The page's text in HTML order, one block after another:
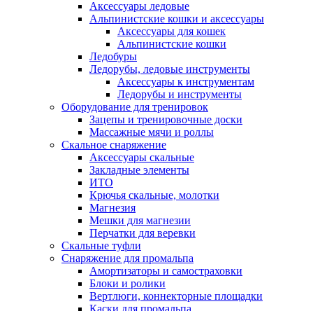
Аксессуары ледовые
Альпинистские кошки и аксессуары
Аксессуары для кошек
Альпинистские кошки
Ледобуры
Ледорубы, ледовые инструменты
Аксессуары к инструментам
Ледорубы и инструменты
Оборудование для тренировок
Зацепы и тренировочные доски
Массажные мячи и роллы
Скальное снаряжение
Аксессуары скальные
Закладные элементы
ИТО
Крючья скальные, молотки
Магнезия
Мешки для магнезии
Перчатки для веревки
Скальные туфли
Снаряжение для промальпа
Амортизаторы и самостраховки
Блоки и ролики
Вертлюги, коннекторные площадки
Каски для промальпа